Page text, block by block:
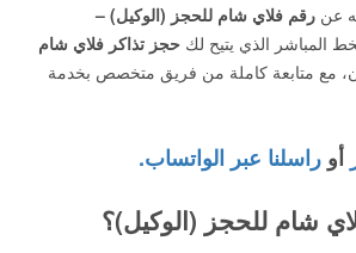
عن رقم فلاي شام للحجز (الوكيل) –
المباشر الذي يتيح لك حجز تذاكر فلاي شام
مع متابعة كاملة من فريق متخصص بخدمة
أو راسلنا عبر الواتساب.
شام للحجز (الوكيل)؟